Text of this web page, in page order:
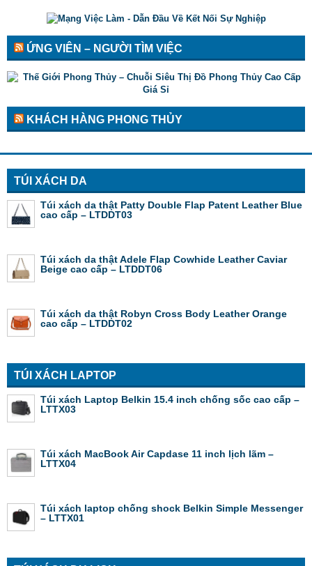
ỨNG VIÊN – NGƯỜI TÌM VIỆC
KHÁCH HÀNG PHONG THỦY
TÚI XÁCH DA
Túi xách da thật Patty Double Flap Patent Leather Blue
cao cấp – LTDDT03
Túi xách da thật Adele Flap Cowhide Leather Caviar
Beige cao cấp – LTDDT06
Túi xách da thật Robyn Cross Body Leather Orange
cao cấp – LTDDT02
TÚI XÁCH LAPTOP
Túi xách Laptop Belkin 15.4 inch chống sốc cao cấp –
LTTX03
Túi xách MacBook Air Capdase 11 inch lịch lãm –
LTTX04
Túi xách laptop chống shock Belkin Simple Messenger
– LTTX01